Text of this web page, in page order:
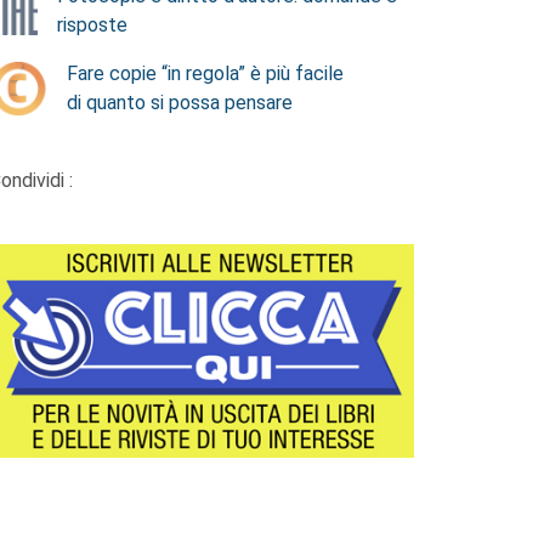
risposte
Fare copie “in regola” è più facile
di quanto si possa pensare
: